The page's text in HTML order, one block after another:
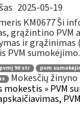
2025-05-19
KM0677 Ši
grąžintino PVM
ir grąžinimas
PVM
pvmį 90 str
pvm
Mokesčių
» PVM